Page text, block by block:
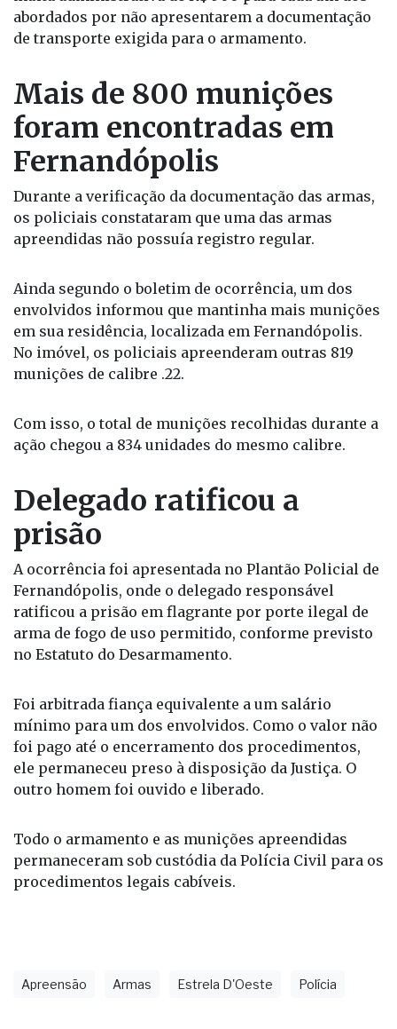
abordados por não apresentarem a documentação
de transporte exigida para o armamento.
Mais de 800 munições
foram encontradas em
Fernandópolis
Durante a verificação da documentação das armas,
os policiais constataram que uma das armas
apreendidas não possuía registro regular.
Ainda segundo o boletim de ocorrência, um dos
envolvidos informou que mantinha mais munições
em sua residência, localizada em Fernandópolis.
No imóvel, os policiais apreenderam outras 819
munições de calibre .22.
Com isso, o total de munições recolhidas durante a
ação chegou a 834 unidades do mesmo calibre.
Delegado ratificou a
prisão
A ocorrência foi apresentada no Plantão Policial de
Fernandópolis, onde o delegado responsável
ratificou a prisão em flagrante por porte ilegal de
arma de fogo de uso permitido, conforme previsto
no Estatuto do Desarmamento.
Foi arbitrada fiança equivalente a um salário
mínimo para um dos envolvidos. Como o valor não
foi pago até o encerramento dos procedimentos,
ele permaneceu preso à disposição da Justiça. O
outro homem foi ouvido e liberado.
Todo o armamento e as munições apreendidas
permaneceram sob custódia da Polícia Civil para os
procedimentos legais cabíveis.
Apreensão Armas Estrela D'Oeste Polícia